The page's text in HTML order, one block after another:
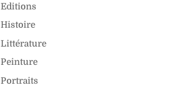
Editions
Histoire
Littérature
Peinture
Portraits